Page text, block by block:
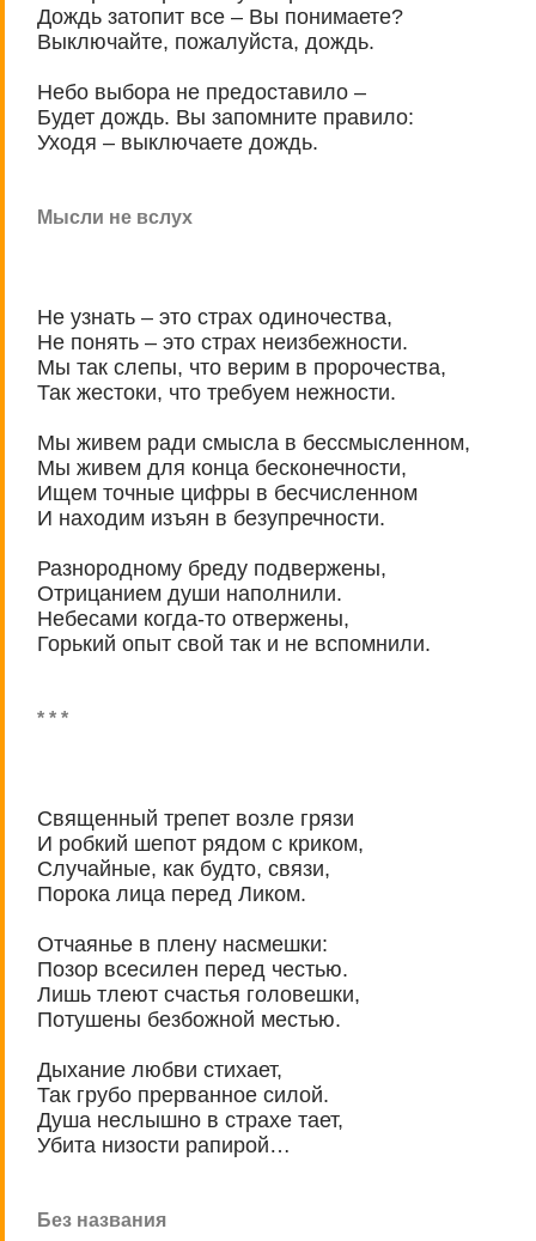
Дождь затопит все – Вы понимаете?
Выключайте, пожалуйста, дождь.
Небо выбора не предоставило –
Будет дождь. Вы запомните правило:
Уходя – выключаете дождь.
Мысли не вслух
Не узнать – это страх одиночества,
Не понять – это страх неизбежности.
Мы так слепы, что верим в пророчества,
Так жестоки, что требуем нежности.
Мы живем ради смысла в бессмысленном,
Мы живем для конца бесконечности,
Ищем точные цифры в бесчисленном
И находим изъян в безупречности.
Разнородному бреду подвержены,
Отрицанием души наполнили.
Небесами когда-то отвержены,
Горький опыт свой так и не вспомнили.
* * *
Священный трепет возле грязи
И робкий шепот рядом с криком,
Случайные, как будто, связи,
Порока лица перед Ликом.
Отчаянье в плену насмешки:
Позор всесилен перед честью.
Лишь тлеют счастья головешки,
Потушены безбожной местью.
Дыхание любви стихает,
Так грубо прерванное силой.
Душа неслышно в страхе тает,
Убита низости рапирой…
Без названия